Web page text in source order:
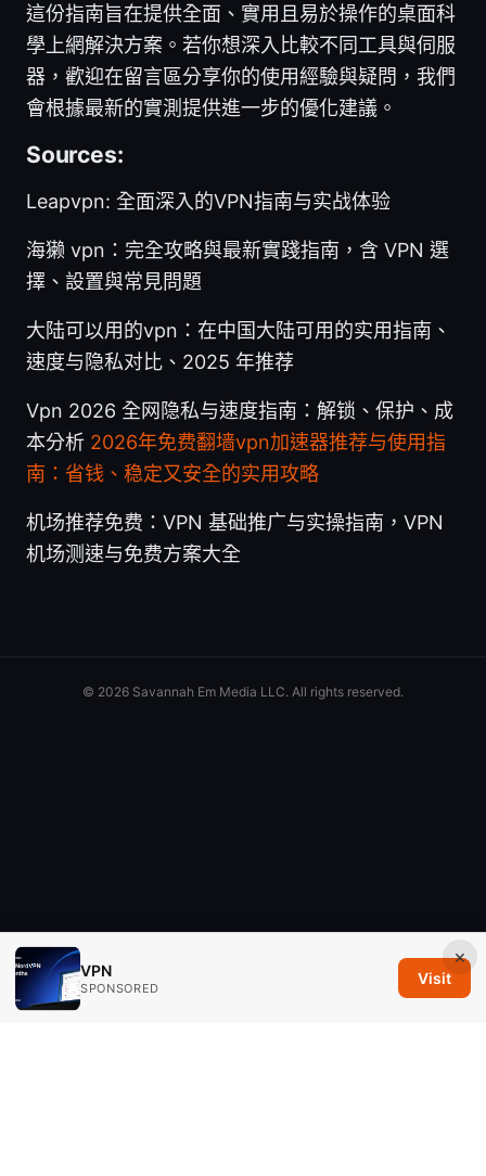
這份指南旨在提供全面、實用且易於操作的桌面科
學上網解決方案。若你想深入比較不同工具與伺服
器，歡迎在留言區分享你的使用經驗與疑問，我們
會根據最新的實測提供進一步的優化建議。
Sources:
Leapvpn: 全面深入的VPN指南与实战体验
海獭 vpn：完全攻略與最新實踐指南，含 VPN 選
擇、設置與常見問題
大陆可以用的vpn：在中国大陆可用的实用指南、
速度与隐私对比、2025 年推荐
Vpn 2026 全网隐私与速度指南：解锁、保护、成
本分析 2026年免费翻墙vpn加速器推荐与使用指
南：省钱、稳定又安全的实用攻略
机场推荐免费：VPN 基础推广与实操指南，VPN
机场测速与免费方案大全
×
VPN
SPONSORED
Visit
© 2026 Savannah Em Media LLC. All rights reserved.